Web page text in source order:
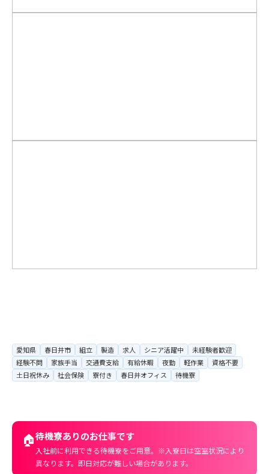
愛知県 春日井市 組立 製造 求人 シニア活躍中
未経験者歓迎
経験不問
家族手当 交通費支給 有給休暇 夜勤 軽作業
資格不要
土日祝休み
社会保険 寮付き 春日井オフィス 待機寮
🏠待機寮ありのお仕事です
入社前に利用できる待機寮をご用意。※入寮日は空室状況により
異なります。即日対応が難しい場合があります。